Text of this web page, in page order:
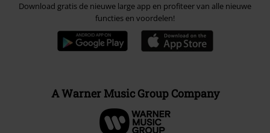
Download gratis de nieuwe large app en profiteer van alle nieuwe
functies en voordelen!
A Warner Music Group Company